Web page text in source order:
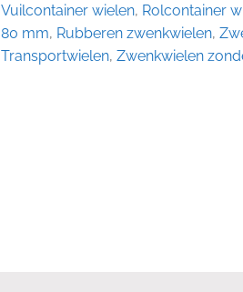
Vuilcontainer wielen, Rolcontainer
80 mm, Rubberen zwenkwielen,
Transportwielen,Zwenkwielen